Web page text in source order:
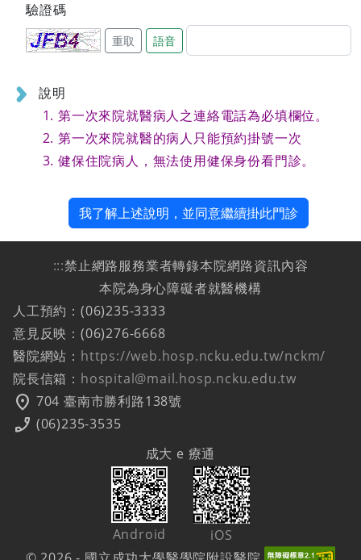
驗證碼
重取 語音
說明
第一次來院就醫病人之連絡電話為必填欄位。
第一次來院就醫的病人只能預約掛號一次
健保住院病人，無法使用健保身份看門診。
我了解上述說明，並同意繼續掛此門診
:::禁止網路服務業者轉錄本院網路資訊內容
本院為身心障礙者就醫機構
人工預約：(06)235-3333
意見反映：(06)276-6668
醫院網站： https://web.hosp.ncku.edu.tw/nckm/
院長信箱： hospital@mail.hosp.ncku.edu.tw
location_on 704 臺南市勝利路138號
phone_enabled (06)235-3535
成大 e 療通
Android
iOS